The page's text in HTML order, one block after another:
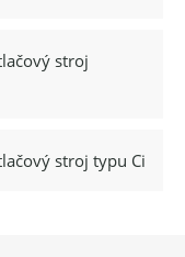
stroj
stroj typu Ci